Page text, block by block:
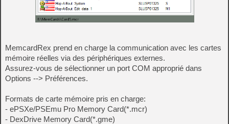
MemcardRex prend en charge la communication avec les cartes
mémoire réelles via des périphériques externes.
Assurez-vous de sélectionner un port COM approprié dans
Options --> Préférences.
Formats de carte mémoire pris en charge:
- ePSXe/PSEmu Pro Memory Card(*.mcr)
- DexDrive Memory Card(*.gme)